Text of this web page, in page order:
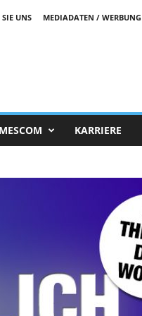
SIE UNS MEDIADATEN / WERBUNG
KARRIERE